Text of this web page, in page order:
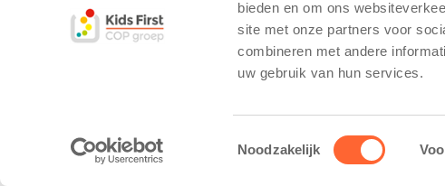
bieden en om ons
site met onze partners voor
combineren met andere
uw gebruik van hun services.
Toestemmingsselectie
Noodzakelijk
© Copyright - Kidsfirst Privacy Policy –